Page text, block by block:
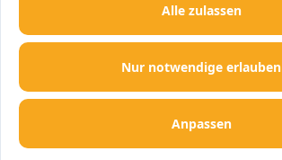
Nur notwendige erlauben
Anpassen
Alle zulassen